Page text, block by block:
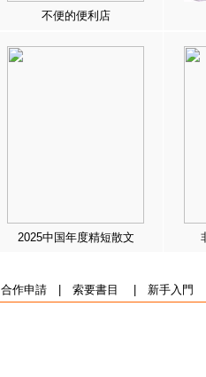
不便的便利店
2025中国年度精短散文
合作申請| 索要書目 新手入門